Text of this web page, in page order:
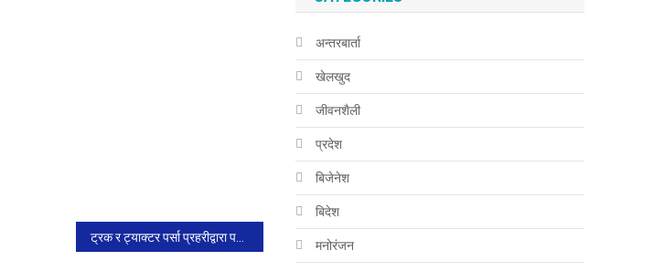
अन्तरबार्ता
खेलखुद
जीवनशैली
प्रदेश
बिजेनेश
बिदेश
मनोरंजन